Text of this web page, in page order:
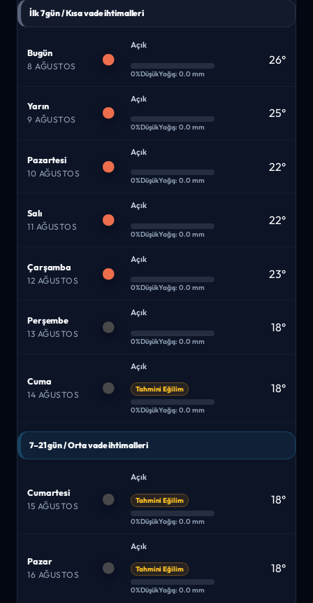
İlk 7 gün / Kısa vade ihtimalleri
Bugün
8 AĞUSTOS
Açık
0%DüşükYağış: 0.0 mm
26°
Yarın
9 AĞUSTOS
Açık
0%DüşükYağış: 0.0 mm
25°
Pazartesi
10 AĞUSTOS
Açık
0%DüşükYağış: 0.0 mm
22°
Salı
11 AĞUSTOS
Açık
0%DüşükYağış: 0.0 mm
22°
Çarşamba
12 AĞUSTOS
Açık
0%DüşükYağış: 0.0 mm
23°
Perşembe
13 AĞUSTOS
Açık
0%DüşükYağış: 0.0 mm
18°
Cuma
14 AĞUSTOS
Açık
Tahmini Eğilim
0%DüşükYağış: 0.0 mm
18°
7–21 gün / Orta vade ihtimalleri
Cumartesi
15 AĞUSTOS
Açık
Tahmini Eğilim
0%DüşükYağış: 0.0 mm
18°
Pazar
16 AĞUSTOS
Açık
Tahmini Eğilim
0%DüşükYağış: 0.0 mm
18°